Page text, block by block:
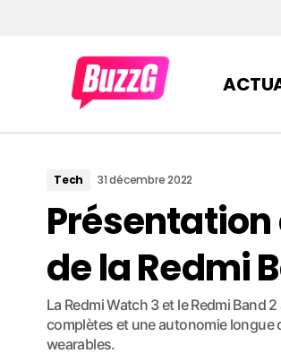
Tech 31 décembre 2022
Présentation
de la Redmi
La Redmi Watch 3 et le Redmi Band
complètes et une autonomie longue
wearables.